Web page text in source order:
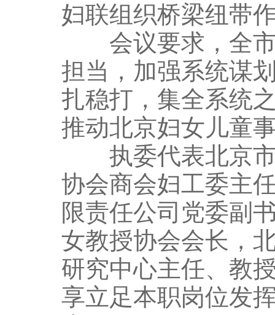
妇联组织桥梁纽带
会议要求，全市
担当，加强系统谋
扎稳打，集全系统
推动北京妇女儿童
执委代表北京市
协会商会妇工委主
限责任公司党委副
女教授协会会长，
研究中心主任、教
享立足本职岗位发